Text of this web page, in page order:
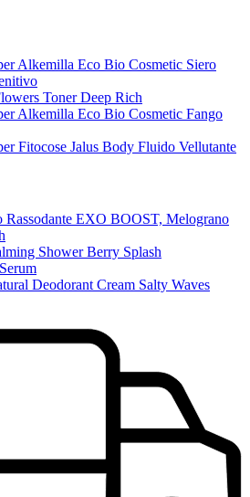
Alkemilla Eco Bio Cosmetic Siero
Toner Deep Rich
Alkemilla Eco Bio Cosmetic Fango
Fitocose Jalus Body Fluido Vellutante
Rassodante EXO BOOST, Melograno
Shower Berry Splash
Deodorant Cream Salty Waves